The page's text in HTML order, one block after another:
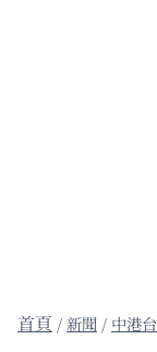
/新聞 / 中港台